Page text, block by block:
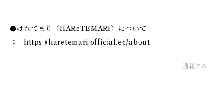
●はれてまり（HAReTEMARI）について
⇨https://haretemari.official.ec/about
通報する